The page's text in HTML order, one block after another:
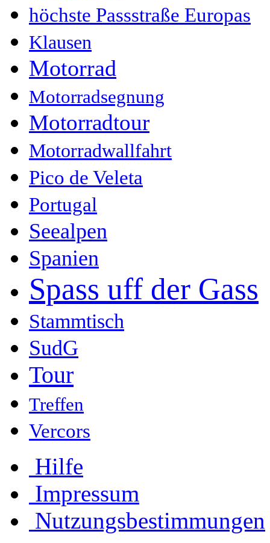
höchste Passstraße Europas
Klausen
Motorrad
Motorradsegnung
Motorradtour
Motorradwallfahrt
Pico de Veleta
Portugal
Seealpen
Spanien
Spass uff der Gass
Stammtisch
SudG
Tour
Treffen
Vercors
Hilfe
Impressum
Nutzungsbestimmungen